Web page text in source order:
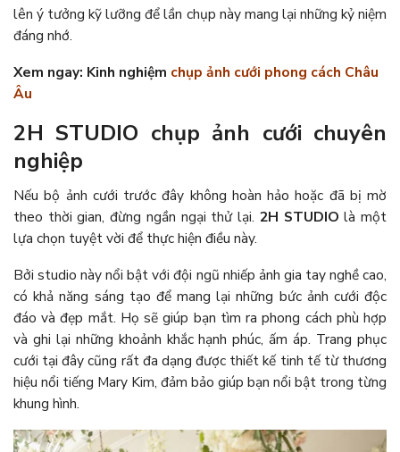
lên ý tưởng kỹ lưỡng để lần chụp này mang lại những kỷ niệm
đáng nhớ.
Xem ngay: Kinh nghiệm chụp ảnh cưới phong cách Châu
Âu
2H STUDIO chụp ảnh cưới chuyên
nghiệp
Nếu bộ ảnh cưới trước đây không hoàn hảo hoặc đã bị mờ
theo thời gian, đừng ngần ngại thử lại. 2H STUDIO là một
lựa chọn tuyệt vời để thực hiện điều này.
Bởi studio này nổi bật với đội ngũ nhiếp ảnh gia tay nghề cao,
có khả năng sáng tạo để mang lại những bức ảnh cưới độc
đáo và đẹp mắt. Họ sẽ giúp bạn tìm ra phong cách phù hợp
và ghi lại những khoảnh khắc hạnh phúc, ấm áp. Trang phục
cưới tại đây cũng rất đa dạng được thiết kế tinh tế từ thương
hiệu nổi tiếng Mary Kim, đảm bảo giúp bạn nổi bật trong từng
khung hình.